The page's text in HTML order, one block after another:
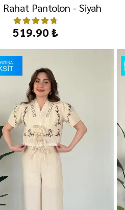
Rahat Pantolon - Siyah
519.90 ₺